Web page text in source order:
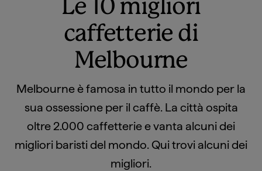
Le 10 migliori
caffetterie di
Melbourne
Melbourne è famosa in tutto il mondo per la
sua ossessione per il caffè. La città ospita
oltre 2.000 caffetterie e vanta alcuni dei
migliori baristi del mondo. Qui trovi alcuni dei
migliori.